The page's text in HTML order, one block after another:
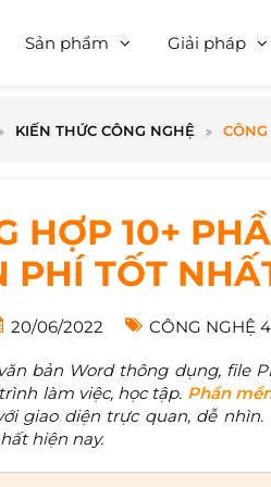
Sản phẩm Giải pháp
KIẾN THỨC CÔNG NGHỆ
HỢP 10+
PHÍ TỐT
20/06/2022 CÔNG NGHỆ
bản Word thông dụng, file
làm việc, học tập. Phần
giao diện trực quan, dễ
hiện nay.